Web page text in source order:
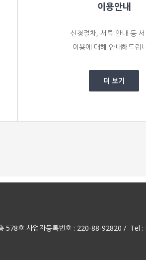
이용안내
신청절차, 서류 안내 등
이용에 대해 안내해드립
더 보기
578호 사업자등록번호 : 220-88-92820 /